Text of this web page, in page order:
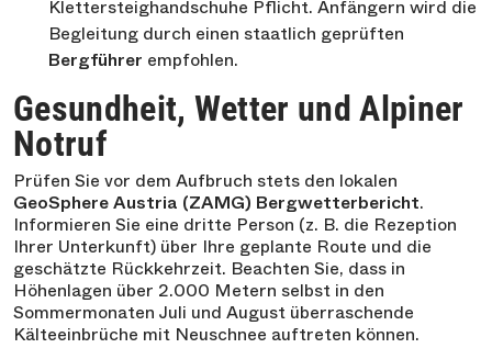
Klettersteighandschuhe Pflicht. Anfängern wird die
Begleitung durch einen staatlich geprüften
Bergführer empfohlen.
Gesundheit, Wetter und Alpiner
Notruf
Prüfen Sie vor dem Aufbruch stets den lokalen
GeoSphere Austria (ZAMG) Bergwetterbericht.
Informieren Sie eine dritte Person (z. B. die Rezeption
Ihrer Unterkunft) über Ihre geplante Route und die
geschätzte Rückkehrzeit. Beachten Sie, dass in
Höhenlagen über 2.000 Metern selbst in den
Sommermonaten Juli und August überraschende
Kälteeinbrüche mit Neuschnee auftreten können.